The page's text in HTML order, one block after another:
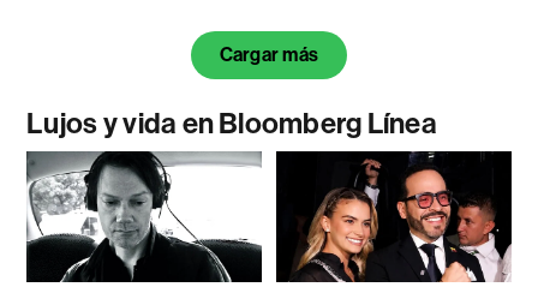
Cargar más
Lujos y vida en Bloomberg Línea